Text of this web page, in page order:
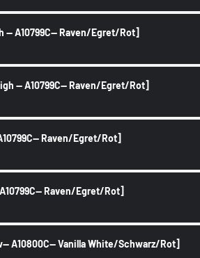
-- A10799C-- Raven/Egret/Rot]
-- A10799C-- Raven/Egret/Rot]
Raven/Egret/Rot]
Raven/Egret/Rot]
A10800C-- Vanilla White/Schwarz/Rot]